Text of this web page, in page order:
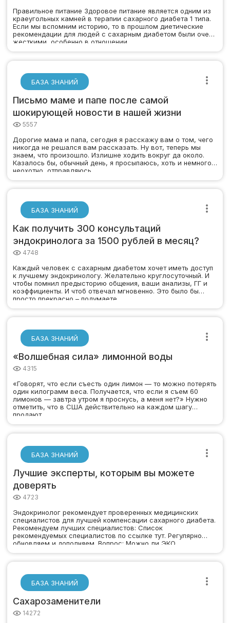
Правильное питание Здоровое питание является одним из
краеугольных камней в терапии сахарного диабета 1 типа.
Если мы вспомним историю, то в прошлом диетические
рекомендации для людей с сахарным диабетом были очень
жесткими, особенно в отношении…
БАЗА ЗНАНИЙ
Письмо маме и папе после самой
шокирующей новости в нашей жизни
5557
Дорогие мама и папа, сегодня я расскажу вам о том, чего
никогда не решался вам рассказать. Ну вот, теперь мы
знаем, что произошло. Излишне ходить вокруг да около.
Казалось бы, обычный день, я просыпаюсь, хоть и немного
неохотно, отправляюсь…
БАЗА ЗНАНИЙ
Как получить 300 консультаций
эндокринолога за 1500 рублей в месяц?
4748
Каждый человек с сахарным диабетом хочет иметь доступ
к лучшему эндокринологу. Желательно круглосуточный. И
чтобы помнил предысторию общения, ваши анализы, ГГ и
коэффициенты. И чтоб отвечал мгновенно. Это было бы
просто прекрасно – подумаете…
БАЗА ЗНАНИЙ
«Волшебная сила» лимонной воды
4315
«Говорят, что если съесть один лимон — то можно потерять
один килограмм веса. Получается, что если я съем 60
лимонов — завтра утром я проснусь, а меня нет?» Нужно
отметить, что в США действительно на каждом шагу
продают…
БАЗА ЗНАНИЙ
Лучшие эксперты, которым вы можете
доверять
4723
Эндокринолог рекомендует проверенных медицинских
специалистов для лучшей компенсации сахарного диабета.
Рекомендуем лучших специалистов: Список
рекомендуемых специалистов по ссылке тут. Регулярно
обновляем и дополняем. Вопрос: Можно ли ЭКО…
БАЗА ЗНАНИЙ
Сахарозаменители
14272